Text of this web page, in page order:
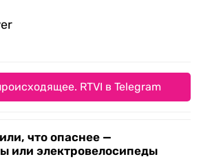
RTVI в Telegram
что опаснее —
или электровелосипеды